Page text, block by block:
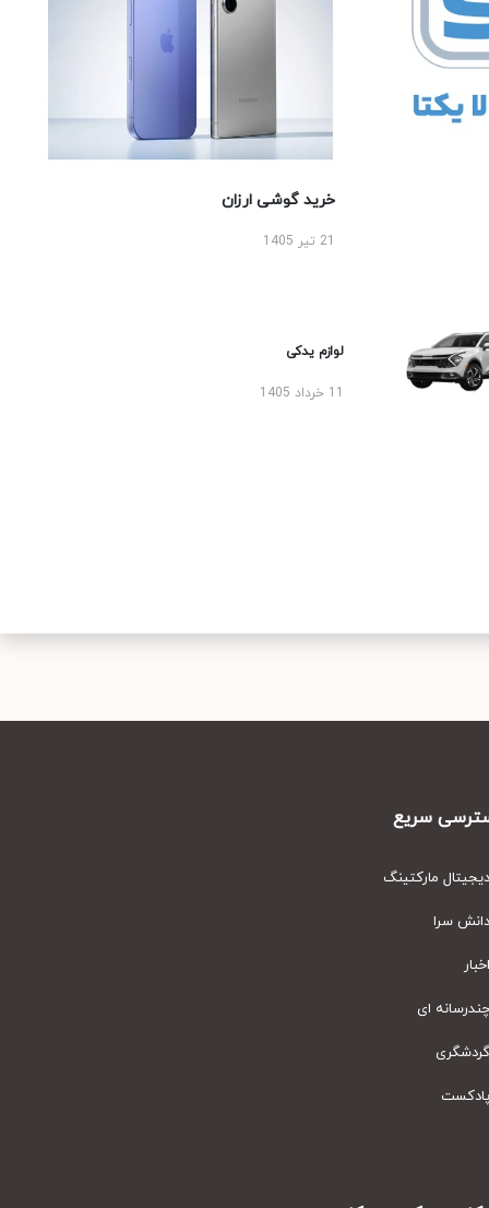
خرید گوشی ارزان
لوازم یدکی
سریع
مارکتینگ
سرا
ای